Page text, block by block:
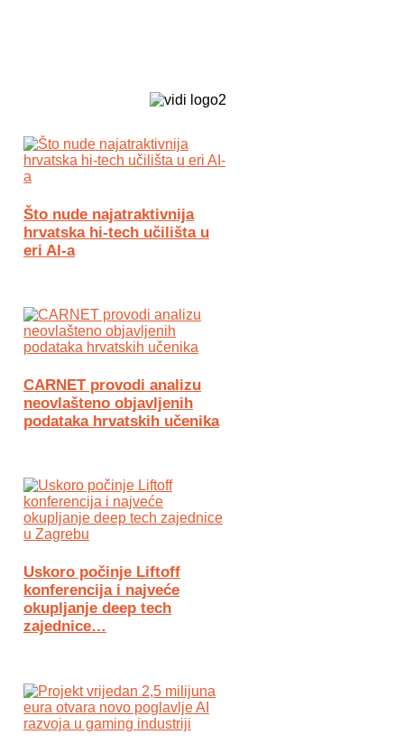
Što nude najatraktivnija
hrvatska hi-tech učilišta u
eri AI-a
CARNET provodi analizu
neovlašteno objavljenih
podataka hrvatskih učenika
Uskoro počinje Liftoff
konferencija i najveće
okupljanje deep tech
zajednice…